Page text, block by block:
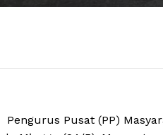
Pengurus Pusat (PP)